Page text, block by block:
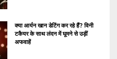
क्या आर्यन खान डेटिंग कर रहे हैं? विनी
टकैयर के साथ लंदन में घूमने से उड़ीं
अफवाहें